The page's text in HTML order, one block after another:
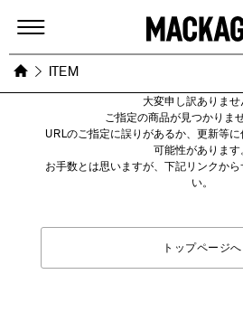
ITEM
大変申し訳ありませ
ご指定の商品が見つかりま
URLのご指定に誤りがあるか、更新等
可能性があります
お手数とは思いますが、下記リンクか
い。
トップページへ